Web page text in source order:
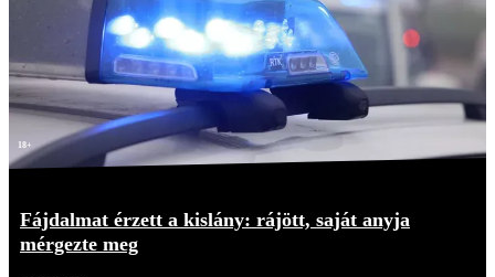
18+
Fájdalmat érzett a kislány: rájött, saját anyja
mérgezte meg